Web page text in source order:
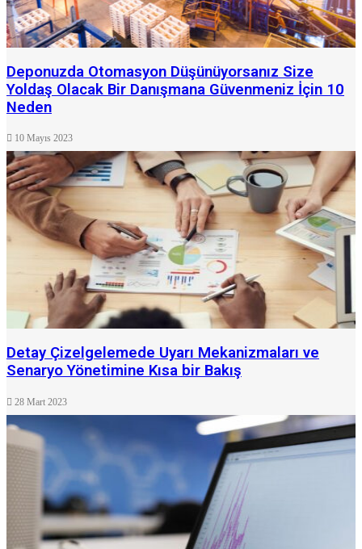
Deponuzda Otomasyon Düşünüyorsanız Size
Yoldaş Olacak Bir Danışmana Güvenmeniz İçin 10
Neden
10 Mayıs 2023
Detay Çizelgelemede Uyarı Mekanizmaları ve
Senaryo Yönetimine Kısa bir Bakış
28 Mart 2023